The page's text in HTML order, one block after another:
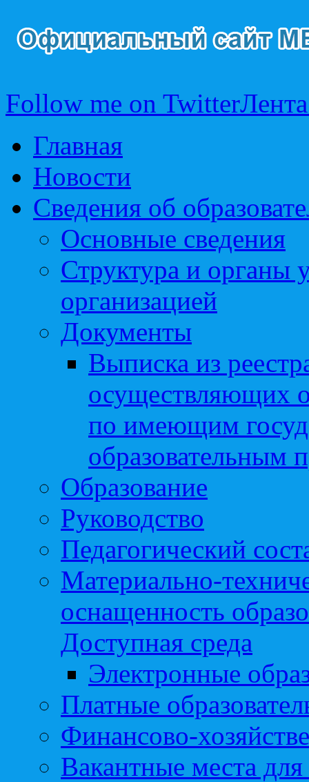
Follow me on Twitter
Главная
Новости
Сведения об
Основные сведения
Структура и органы
организацией
Документы
Выписка из
осуществляющих
по имеющим
образовательным
Образование
Руководство
Педагогический
Материально-
оснащенность
Доступная среда
Электронные
Платные
Финансово-
Вакантные места